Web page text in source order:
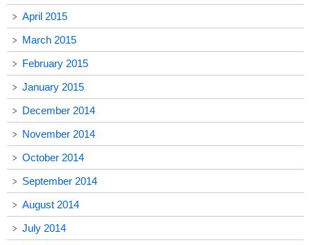
April 2015
March 2015
February 2015
January 2015
December 2014
November 2014
October 2014
September 2014
August 2014
July 2014